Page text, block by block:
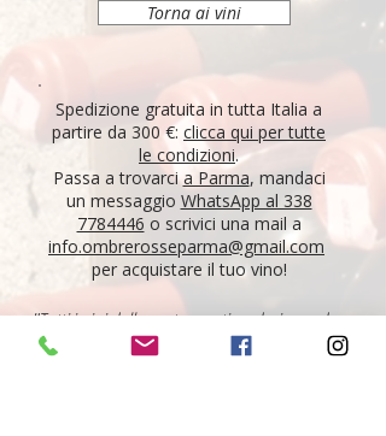
Torna ai vini
Spedizione gratuita in tutta Italia a
partire da 300 €: clicca qui per tutte
le condizioni.
Passa a trovarcia Parma, mandaci
un messaggio WhatsApp al 338
7784446 o scrivici una mail a
info.ombrerosseparma@gmail.com
per acquistare il tuo vino!
"Tutti i vini della nostra cantina derivano da un
lungo percorso di ricerca, iniziato nel 1995 con